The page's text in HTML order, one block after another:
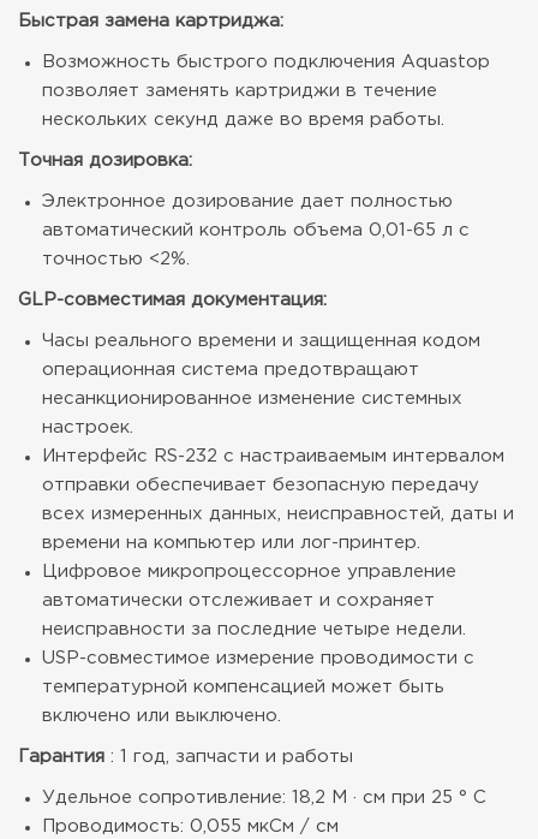
Быстрая замена картриджа:
Возможность быстрого подключения Aquastop
позволяет заменять картриджи в течение
нескольких секунд даже во время работы.
Точная дозировка:
Электронное дозирование дает полностью
автоматический контроль объема 0,01-65 л с
точностью <2%.
GLP-совместимая документация:
Часы реального времени и защищенная кодом
операционная система предотвращают
несанкционированное изменение системных
настроек.
Интерфейс RS-232 с настраиваемым интервалом
отправки обеспечивает безопасную передачу
всех измеренных данных, неисправностей, даты и
времени на компьютер или лог-принтер.
Цифровое микропроцессорное управление
автоматически отслеживает и сохраняет
неисправности за последние четыре недели.
USP-совместимое измерение проводимости с
температурной компенсацией может быть
включено или выключено.
Гарантия : 1 год, запчасти и работы
Удельное сопротивление: 18,2 М · см при 25 ° C
Проводимость: 0,055 мкСм / см